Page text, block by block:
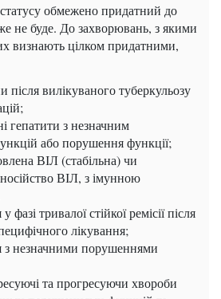
обмежено придатний до
не буде. До захворювань, з якими
визнають цілком придатними,
після вилікуваного туберкульозу
гепатити з незначним
або порушення функції;
​​ВІЛ (стабільна) чи
ВІЛ, з імунною
фазі тривалої стійкої ремісії після
лікування;
з незначними порушеннями
та прогресуючи хвороби